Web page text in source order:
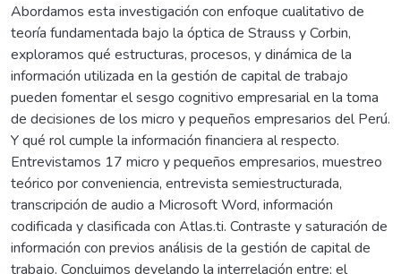
Abordamos esta investigación con enfoque cualitativo de
teoría fundamentada bajo la óptica de Strauss y Corbin,
exploramos qué estructuras, procesos, y dinámica de la
información utilizada en la gestión de capital de trabajo
pueden fomentar el sesgo cognitivo empresarial en la toma
de decisiones de los micro y pequeños empresarios del Perú.
Y qué rol cumple la información financiera al respecto.
Entrevistamos 17 micro y pequeños empresarios, muestreo
teórico por conveniencia, entrevista semiestructurada,
transcripción de audio a Microsoft Word, información
codificada y clasificada con Atlas.ti. Contraste y saturación de
información con previos análisis de la gestión de capital de
trabajo. Concluimos develando la interrelación entre; el